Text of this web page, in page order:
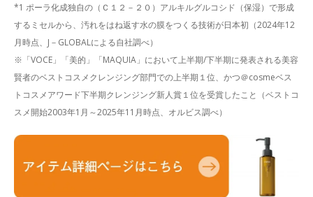
*1 ポーラ化成独自の（Ｃ１２－２０）アルキルグルコシド（保湿）で形成
するミセルから、汚れをはね返す水の膜をつくる技術が日本初（2024年12
月時点、J－GLOBALによる自社調べ）
※「VOCE」「美的」「MAQUIA」において上半期/下半期に発表される美容
賢者のベストコスメクレンジング部門での上半期１位、かつ＠cosmeベス
トコスメアワード下半期クレンジング新人賞１位を受賞したこと（ベストコ
スメ開始2003年1月～2025年11月時点、オルビス調べ）